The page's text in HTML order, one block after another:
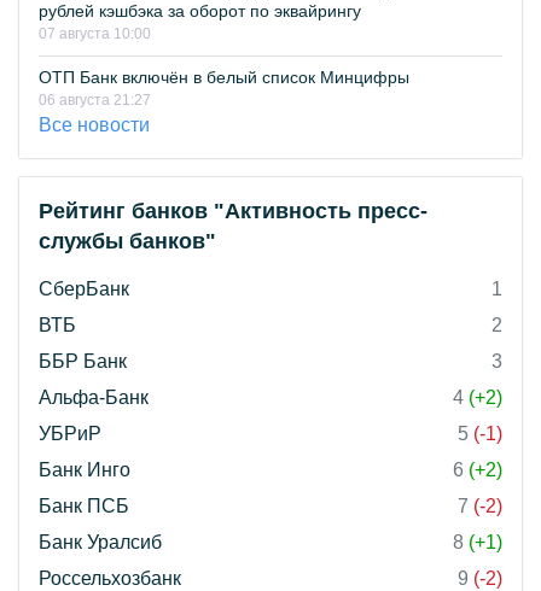
рублей кэшбэка за оборот по эквайрингу
07 августа 10:00
ОТП Банк включён в белый список Минцифры
06 августа 21:27
Все новости
Рейтинг банков "Активность пресс-
службы банков"
СберБанк
1
ВТБ
2
ББР Банк
3
Альфа-Банк
4 (+2)
УБРиР
5 (-1)
Банк Инго
6 (+2)
Банк ПСБ
7 (-2)
Банк Уралсиб
8 (+1)
Россельхозбанк
9 (-2)